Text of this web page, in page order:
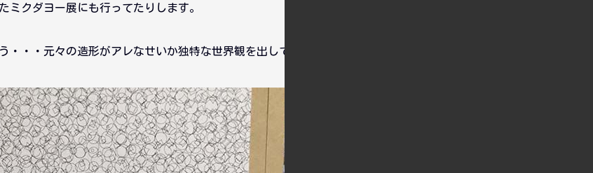
ミクダヨー展にも行ってたりします。
・・・元々の造形がアレなせいか独特な世界観を出しています。